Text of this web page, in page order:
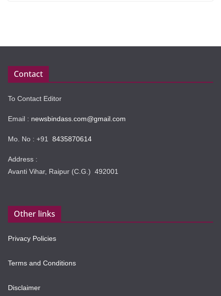
Contact
To Contact Editor
Email : newsbindass.com@gmail.com
Mo. No : +91 8435870614
Address :
Avanti Vihar, Raipur (C.G.) 492001
Other links
Privacy Policies
Terms and Conditions
Disclaimer